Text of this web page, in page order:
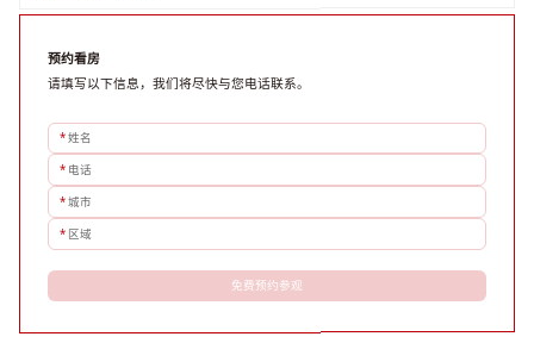
款。选址是综合性战略决策，旨在让办公
预约看房
请填写以下信息，我们将尽快与您电话联系。
*姓名
* 电话
*城市
* 区域
免费预约参观